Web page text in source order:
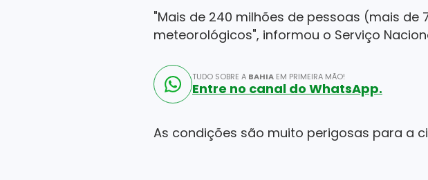
"Mais de 240 milhões de pessoas (mais
meteorológicos", informou o Serviço
TUDO SOBRE A BAHIA EM PRIMEIRA MÃO!
Entre no canal do WhatsApp.
As condições são muito perigosas para a